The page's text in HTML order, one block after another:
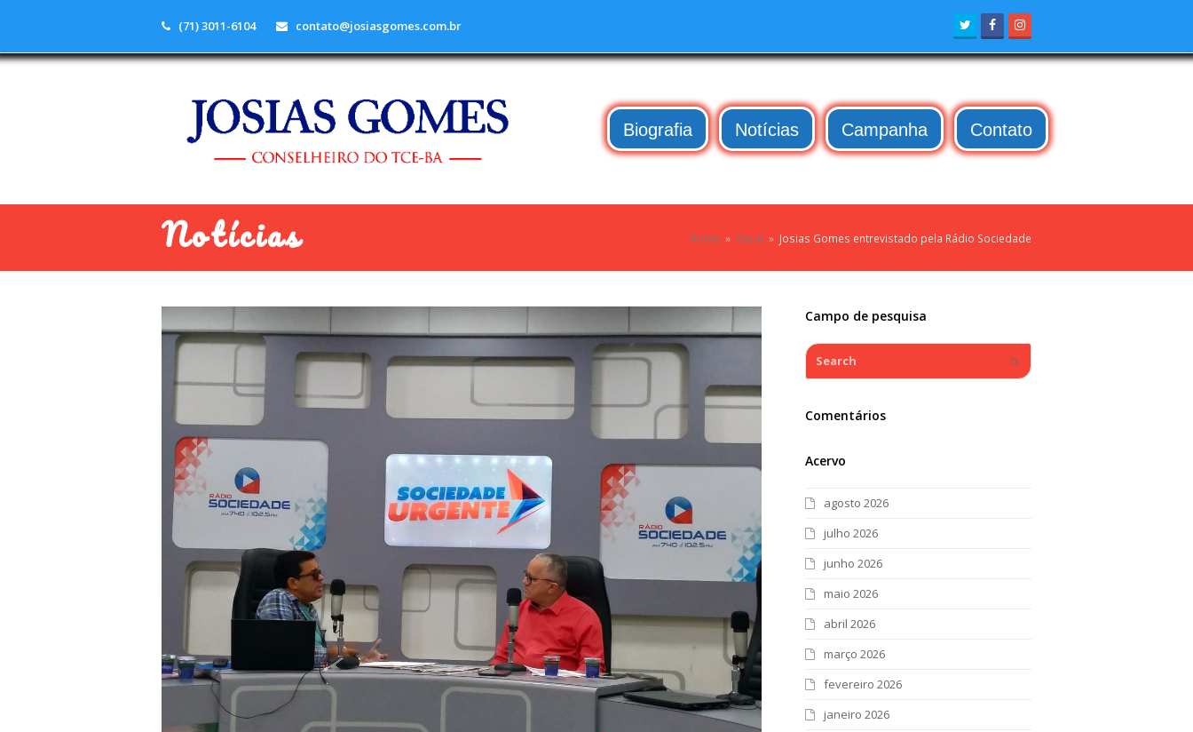
(71) 3011-6104 contato@josiasgomes.com.br TwitterFacebook
Biografia Notícias Campanha Contato
Notícias Home » Geral » Josias Gomes entrevistado pela Rádio Sociedade
Campo de pesquisa
Search
Comentários
Acervo
agosto 2026
julho 2026
junho 2026
maio 2026
abril 2026
março 2026
fevereiro 2026
janeiro 2026